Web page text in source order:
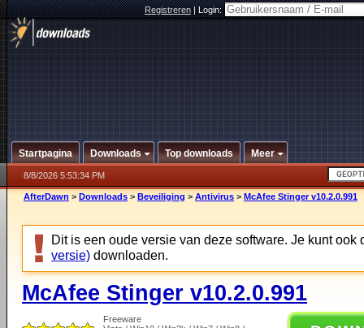
Registreren|Login:
Startpagina Downloads Top downloads Meer
8/8/2026 5:53:34 PM
AfterDawn > Downloads > Beveiliging > Antivirus > McAfee Stinger v10.2.0.991
Dit is een oude versie van deze software. Je kunt ook
versie) downloaden.
McAfee Stinger v10.2.0.991
Freeware